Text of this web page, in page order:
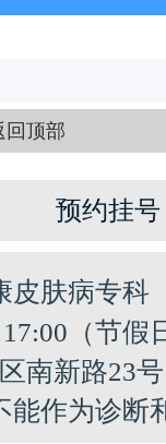
回顶部
预约挂号
皮肤病专科
（节假
南新路23
能作为诊断